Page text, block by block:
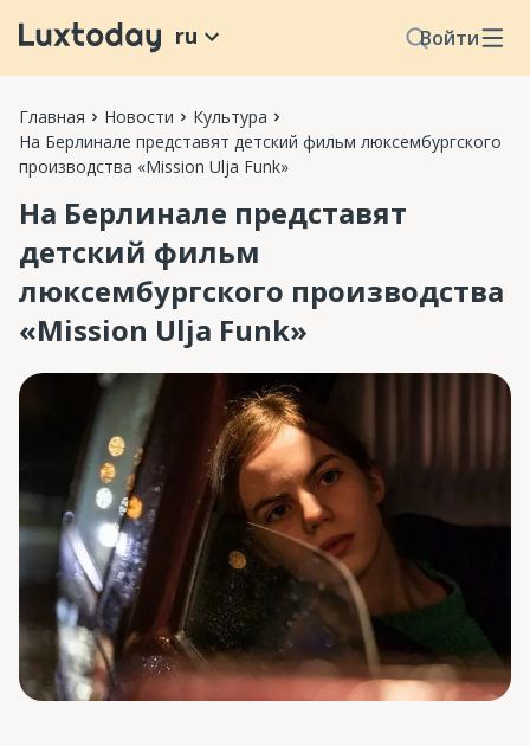
Войти
ru
Главная Новости
Культура
На Берлинале представят детский фильм люксембургского
производства «Mission Ulja Funk»
На Берлинале представят
детский фильм
люксембургского производства
«Mission Ulja Funk»